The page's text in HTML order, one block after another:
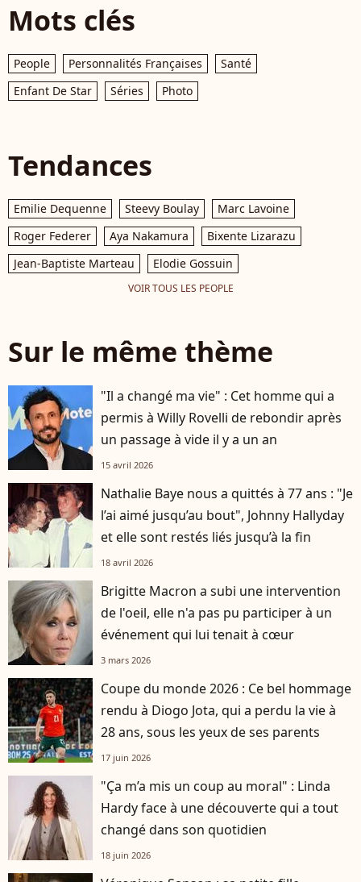
Mots clés
People Personnalités Françaises
Santé
Enfant De Star
Séries Photo
Tendances
Emilie Dequenne Steevy Boulay
Marc Lavoine
Roger Federer
Aya Nakamura
Bixente Lizarazu
Jean-Baptiste Marteau
Elodie Gossuin
VOIR TOUS LES PEOPLE
Sur le même thème
"Il a changé ma vie" : Cet homme qui a
permis à Willy Rovelli de rebondir après
un passage à vide il y a un an
15 avril 2026
Nathalie Baye nous a quittés à 77 ans : "Je
l’ai aimé jusqu’au bout", Johnny Hallyday
et elle sont restés liés jusqu’à la fin
18 avril 2026
Brigitte Macron a subi une intervention
de l'oeil, elle n'a pas pu participer à un
événement qui lui tenait à cœur
3 mars 2026
Coupe du monde 2026 : Ce bel hommage
rendu à Diogo Jota, qui a perdu la vie à
28 ans, sous les yeux de ses parents
17 juin 2026
"Ça m’a mis un coup au moral" : Linda
Hardy face à une découverte qui a tout
changé dans son quotidien
18 juin 2026